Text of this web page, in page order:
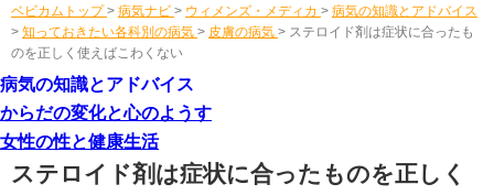
ベビカムトップ > 病気ナビ > ウィメンズ・メディカ > 病気の知識とアドバイス
> 知っておきたい各科別の病気 > 皮膚の病気 > ステロイド剤は症状に合ったも
のを正しく使えばこわくない
病気の知識とアドバイス
からだの変化と心のようす
女性の性と健康生活
ステロイド剤は症状に合ったものを正しく